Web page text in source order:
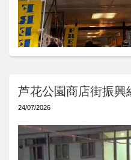
芦花公園商店街振興
24/07/2026